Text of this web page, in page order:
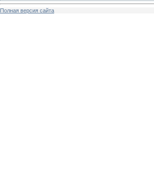
Полная версия сайта